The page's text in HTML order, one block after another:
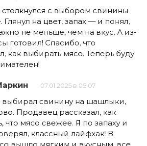
с выбором свинины
Глянул на цвет, запах — и понял,
не меньше, чем на вкус. А из-
готовил! Спасибо, что
как выбирать мясо. Теперь буду
07.01.2025 в 05:07
свинину на шашлыки,
Продавец рассказал, как
что мясо свежее. Я по запаху и
классный лайфхак! В